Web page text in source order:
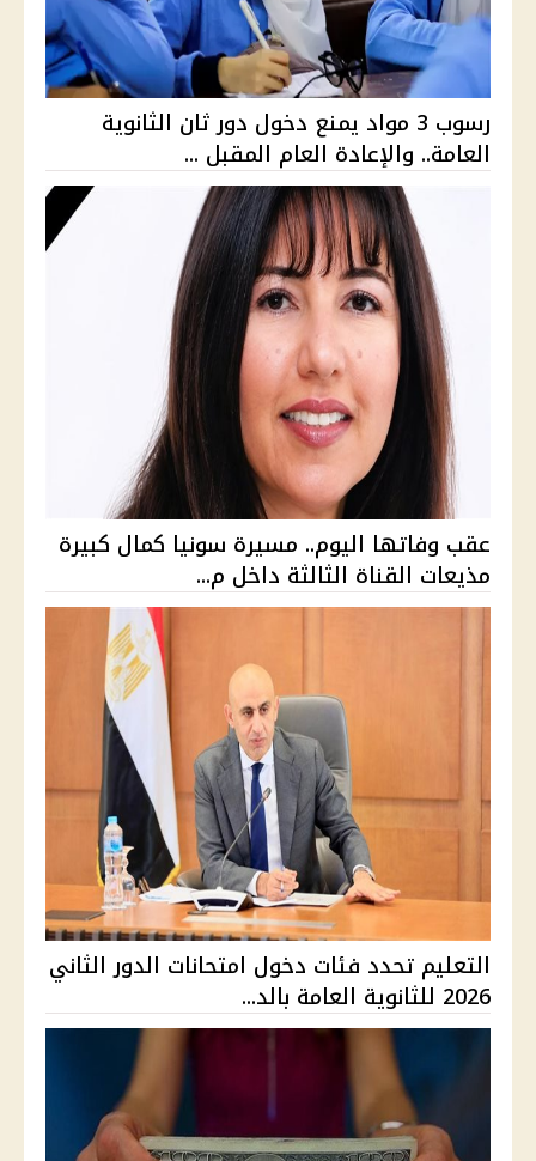
رسوب 3 مواد يمنع دخول دور ثان الثانوية
العامة.. والإعادة العام المقبل ...
عقب وفاتها اليوم.. مسيرة سونيا كمال كبيرة
مذيعات القناة الثالثة داخل م...
التعليم تحدد فئات دخول امتحانات الدور الثاني
2026 للثانوية العامة بالد...